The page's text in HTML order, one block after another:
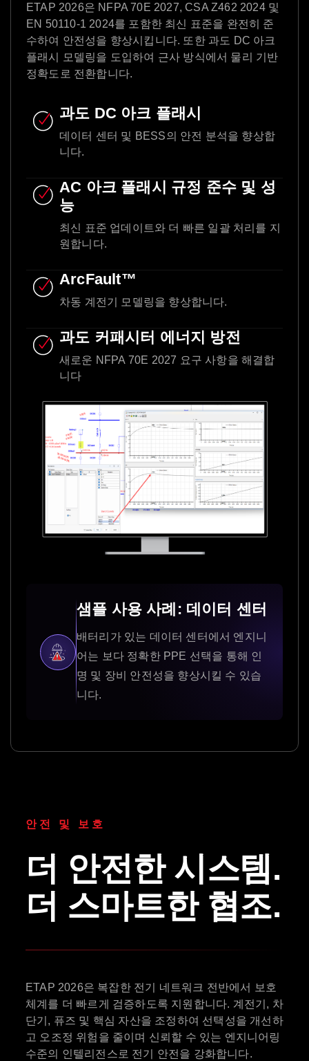
샘플 사용 사례: 데이터 센터
배터리가 있는 데이터 센터에서 엔지니
어는 보다 정확한 PPE 선택을 통해 인
명 및 장비 안전성을 향상시킬 수 있습
니다.
ETAP 2026은 NFPA 70E 2027, CSA Z462 2024 및
EN 50110-1 2024를 포함한 최신 표준을 완전히 준
수하여 안전성을 향상시킵니다. 또한 과도 DC 아크
플래시 모델링을 도입하여 근사 방식에서 물리 기반
정확도로 전환합니다.
과도 DC 아크 플래시
데이터 센터 및 BESS의 안전 분석을 향상합
니다.
AC 아크 플래시 규정 준수 및 성
능
최신 표준 업데이트와 더 빠른 일괄 처리를 지
원합니다.
ArcFault™
차동 계전기 모델링을 향상합니다.
과도 커패시터 에너지 방전
새로운 NFPA 70E 2027 요구 사항을 해결합
니다
안전 및 보호
더 안전한 시스템.
더 스마트한 협조.
ETAP 2026은 복잡한 전기 네트워크 전반에서 보호
체계를 더 빠르게 검증하도록 지원합니다. 계전기, 차
단기, 퓨즈 및 핵심 자산을 조정하여 선택성을 개선하
고 오조정 위험을 줄이며 신뢰할 수 있는 엔지니어링
수준의 인텔리전스로 전기 안전을 강화합니다.